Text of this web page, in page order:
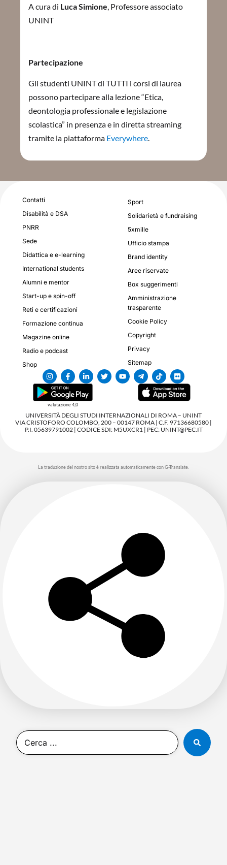
A cura di Luca Simione, Professore associato
UNINT
Partecipazione
Gli studenti UNINT di TUTTI i corsi di laurea
possono partecipare alla lezione “Etica,
deontologia professionale e legislazione
scolastica” in presenza e in diretta streaming
tramite la piattaforma Everywhere.
Contatti
Disabilità e DSA
PNRR
Sede
Didattica e e-learning
International students
Alumni e mentor
Start-up e spin-off
Reti e certificazioni
Formazione continua
Magazine online
Radio e podcast
Shop
Sport
Solidarietà e fundraising
5xmille
Ufficio stampa
Brand identity
Aree riservate
Box suggerimenti
Amministrazione
trasparente
Cookie Policy
Copyright
Privacy
Sitemap
valutazione 4,0
UNIVERSITÀ DEGLI STUDI INTERNAZIONALI DI ROMA – UNINT
VIA CRISTOFORO COLOMBO, 200 – 00147 ROMA | C.F. 97136680580 |
P.I. 05639791002 | CODICE SDI: M5UXCR1 | PEC: UNINT@PEC.IT
La traduzione del nostro sito è realizzata automaticamente con G-Translate.